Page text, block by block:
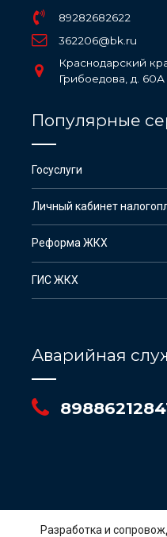
89282682622
362206@bk.ru
Краснодарский
Грибоедова, д.
Популярные
Госуслуги
Личный кабинет
Реформа ЖКХ
ГИС ЖКХ
Аварийная
Разработка и